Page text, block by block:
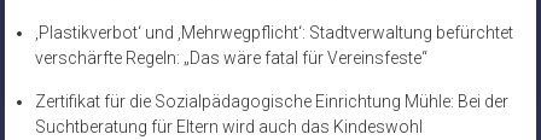
‚Plastikverbot‘ und ‚Mehrwegpflicht‘: Stadtverwaltung befürchtet
verschärfte Regeln: „Das wäre fatal für Vereinsfeste“
Zertifikat für die Sozialpädagogische Einrichtung Mühle: Bei der
Suchtberatung für Eltern wird auch das Kindeswohl